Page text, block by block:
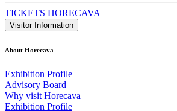
TICKETS HORECAVA
Visitor Information
About Horecava
Exhibition Profile
Advisory Board
Why visit Horecava
Exhibition Profile